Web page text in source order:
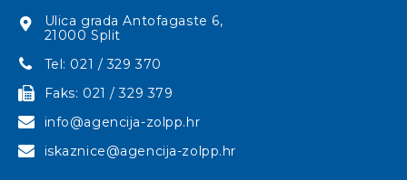
Ulica grada Antofagaste 6,
21000 Split
Tel: 021 / 329 370
Faks: 021 / 329 379
info@agencija-zolpp.hr
iskaznice@agencija-zolpp.hr